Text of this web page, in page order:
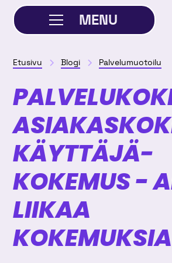
MENU
Etusivu Blogi Palvelumuotoilu
KÄYTTÄJÄ­
KOKEMUS -
LIIKAA